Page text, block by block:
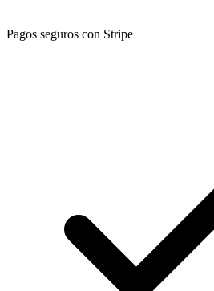
Pagos seguros con Stripe